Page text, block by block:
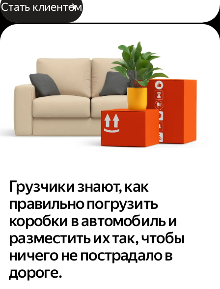
Стать клиентом
Грузчики знают, как
правильно погрузить
коробки в автомобиль и
разместить их так, чтобы
ничего не пострадало в
дороге.